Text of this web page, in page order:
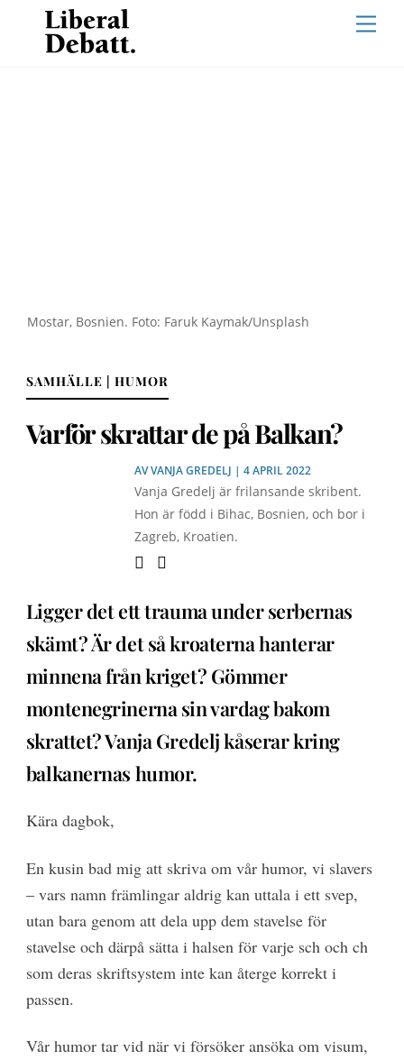
content
Mostar, Bosnien. Foto: Faruk Kaymak/Unsplash
SAMHÄLLE | HUMOR
Varför skrattar de på Balkan?
AVVANJA GREDELJ | 4 APRIL 2022
Vanja Gredelj är frilansande skribent.
Hon är född i Bihac, Bosnien, och bor i
Zagreb, Kroatien.
Ligger det ett trauma under serbernas
skämt? Är det så kroaterna hanterar
minnena från kriget? Gömmer
montenegrinerna sin vardag bakom
skrattet? Vanja Gredelj kåserar kring
balkanernas humor.
Kära dagbok,
En kusin bad mig att skriva om vår humor, vi slavers
– vars namn främlingar aldrig kan uttala i ett svep,
utan bara genom att dela upp dem stavelse för
stavelse och därpå sätta i halsen för varje sch och ch
som deras skriftsystem inte kan återge korrekt i
passen.
Vår humor tar vid när vi försöker ansöka om visum,